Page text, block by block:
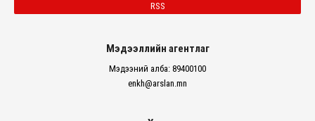
RSS
Мэдээллийн агентлаг
Мэдээний алба: 89400100
enkh@arslan.mn